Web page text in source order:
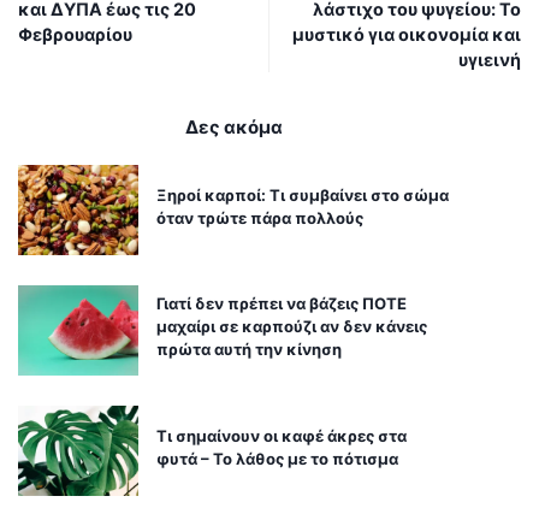
και ΔΥΠΑ έως τις 20
Φεβρουαρίου
λάστιχο του ψυγείου: Το
μυστικό για οικονομία και
υγιεινή
Δες ακόμα
Ξηροί καρποί: Τι συμβαίνει στο σώμα
όταν τρώτε πάρα πολλούς
Γιατί δεν πρέπει να βάζεις ΠΟΤΕ
μαχαίρι σε καρπούζι αν δεν κάνεις
πρώτα αυτή την κίνηση
Τι σημαίνουν οι καφέ άκρες στα
φυτά – Το λάθος με το πότισμα